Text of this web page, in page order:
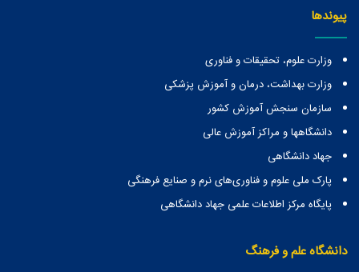
پیوندها
وزارت علوم، تحقیقات و فناوری
وزارت بهداشت، درمان و آموزش پزشکی
سازمان سنجش آموزش کشور
دانشگاهها و مراكز آموزش عالی
جهاد دانشگاهی
پارک ملی علوم و فناوری‌های نرم و صنایع فرهنگی
پایگاه مرکز اطلاعات علمی جهاد دانشگاهی
دانشگاه علم و فرهنگ